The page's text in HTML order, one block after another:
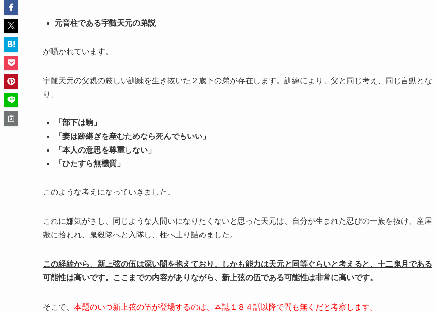
元音柱である宇髄天元の弟説
が囁かれています。
宇髄天元の父親の厳しい訓練を生き抜いた２歳下の弟が存在します。訓練により、父と同じ考え、同じ言動とな
り、
「部下は駒」
「妻は跡継ぎを産むためなら死んでもいい」
「本人の意思を尊重しない」
「ひたすら無機質」
このような考えになっていきました。
これに嫌気がさし、同じような人間いになりたくないと思った天元は、自分が生まれた忍びの一族を抜け、産屋
敷に拾われ、鬼殺隊へと入隊し、柱へ上り詰めました。
この経緯から、新上弦の伍は深い闇を抱えており、しかも能力は天元と同等ぐらいと考えると、十二鬼月である
可能性は高いです。ここまでの内容がありながら、新上弦の伍である可能性は非常に高いです。
そこで、 本題のいつ新上弦の伍が登場するのは、本誌１８４話以降で間も無くだと考察します。